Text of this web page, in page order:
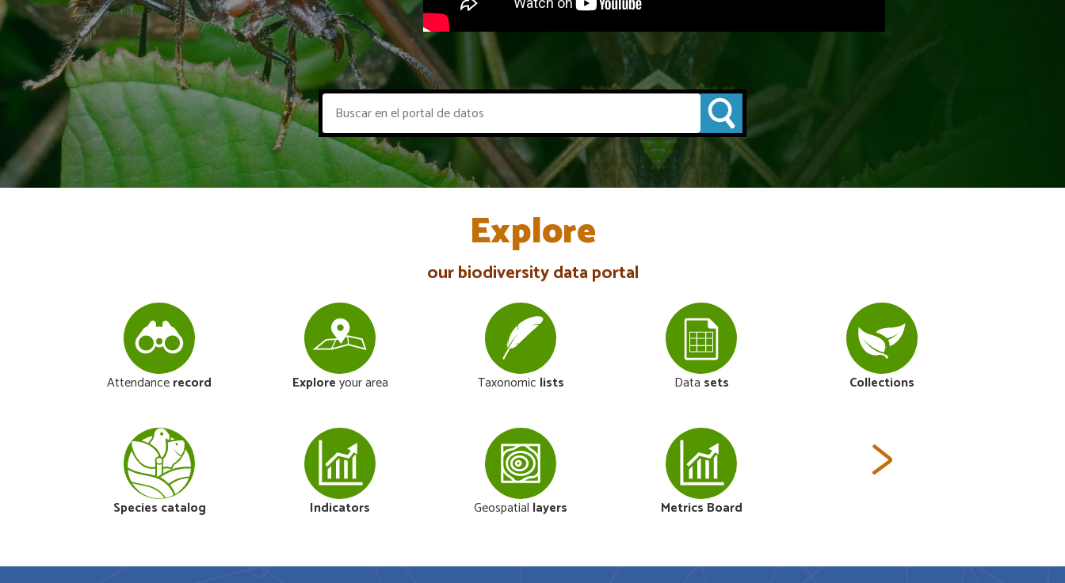
Explore
our biodiversity data portal
Attendancerecord Exploreyour area Taxonomic lists Data sets Collections
Species catalog Indicators Geospatial layers Metrics Board